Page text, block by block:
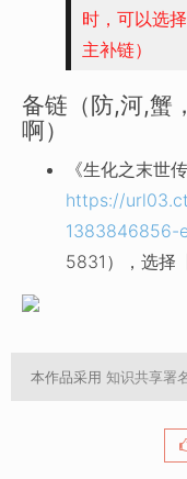
时，可以选
主补链）
备链（防,河,蟹
啊）
《生化之末世
https://
1383846856-
5831），选择
本作品采用 知识共享署